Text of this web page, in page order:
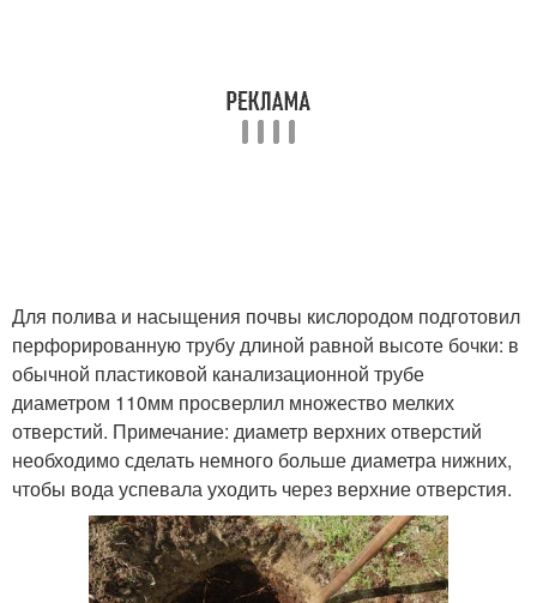
Для полива и насыщения почвы кислородом подготовил
перфорированную трубу длиной равной высоте бочки: в
обычной пластиковой канализационной трубе
диаметром 110мм просверлил множество мелких
отверстий. Примечание: диаметр верхних отверстий
необходимо сделать немного больше диаметра нижних,
чтобы вода успевала уходить через верхние отверстия.